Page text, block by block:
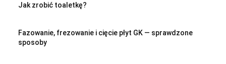
Jak zrobić toaletkę?
Fazowanie, frezowanie i cięcie płyt GK — sprawdzone
sposoby